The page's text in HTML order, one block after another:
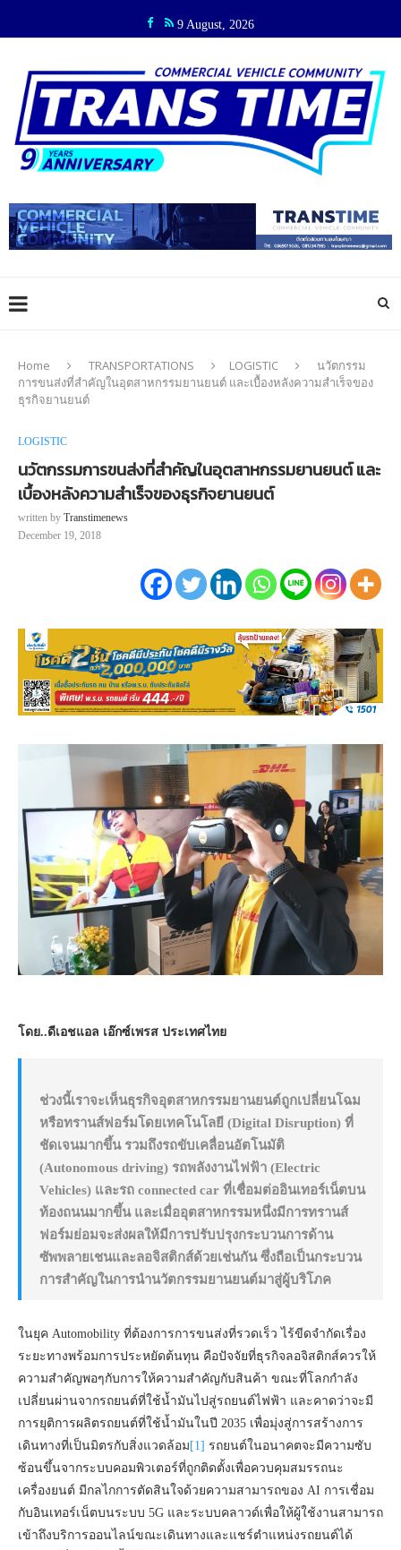
9 August, 2026
Home TRANSPORTATIONS LOGISTIC
นวัตกรรม
การขนส่งที่สำคัญในอุตสาหกรรมยานยนต์ และเบื้องหลังความสำเร็จของ
ธุรกิจยานยนต์
LOGISTIC
นวัตกรรมการขนส่งที่สำคัญในอุตสาหกรรมยานยนต์ และ
เบื้องหลังความสำเร็จของธุรกิจยานยนต์
written by Transtimenews
December 19, 2018
โดย..ดีเอชแอล เอ๊กซ์เพรส ประเทศไทย
ช่วงนี้เราจะเห็นธุรกิจอุตสาหกรรมยานยนต์ถูกเปลี่ยนโฉม
หรือทรานส์ฟอร์มโดยเทคโนโลยี (Digital Disruption) ที่
ชัดเจนมากขึ้น รวมถึงรถขับเคลื่อนอัตโนมัติ
(Autonomous driving) รถพลังงานไฟฟ้า (Electric
Vehicles) และรถ connected car ที่เชื่อมต่ออินเทอร์เน็ตบน
ท้องถนนมากขึ้น และเมื่ออุตสาหกรรมหนึ่งมีการทรานส์
ฟอร์มย่อมจะส่งผลให้มีการปรับปรุงกระบวนการด้าน
ซัพพลายเชนและลอจิสติกส์ด้วยเช่นกัน ซึ่งถือเป็นกระบวน
การสำคัญในการนำนวัตกรรมยานยนต์มาสู่ผู้บริโภค
ในยุค Automobility ที่ต้องการการขนส่งที่รวดเร็ว ไร้ขีดจำกัดเรื่อง
ระยะทางพร้อมการประหยัดต้นทุน คือปัจจัยที่ธุรกิจลอจิสติกส์ควรให้
ความสำคัญพอๆกับการให้ความสำคัญกับสินค้า ขณะที่โลกกำลัง
เปลี่ยนผ่านจากรถยนต์ที่ใช้น้ำมันไปสู่รถยนต์ไฟฟ้า และคาดว่าจะมี
การยุติการผลิตรถยนต์ที่ใช้น้ำมันในปี 2035 เพื่อมุ่งสู่การสร้างการ
เดินทางที่เป็นมิตรกับสิ่งแวดล้อม [1] รถยนต์ในอนาคตจะมีความซับ
ซ้อนขึ้นจากระบบคอมพิวเตอร์ที่ถูกติดตั้งเพื่อควบคุมสมรรถนะ
เครื่องยนต์ มีกลไกการตัดสินใจด้วยความสามารถของ AI การเชื่อม
กับอินเทอร์เน็ตบนระบบ 5G และระบบคลาวด์เพื่อให้ผู้ใช้งานสามารถ
เข้าถึงบริการออนไลน์ขณะเดินทางและแชร์ตำแหน่งรถยนต์ได้